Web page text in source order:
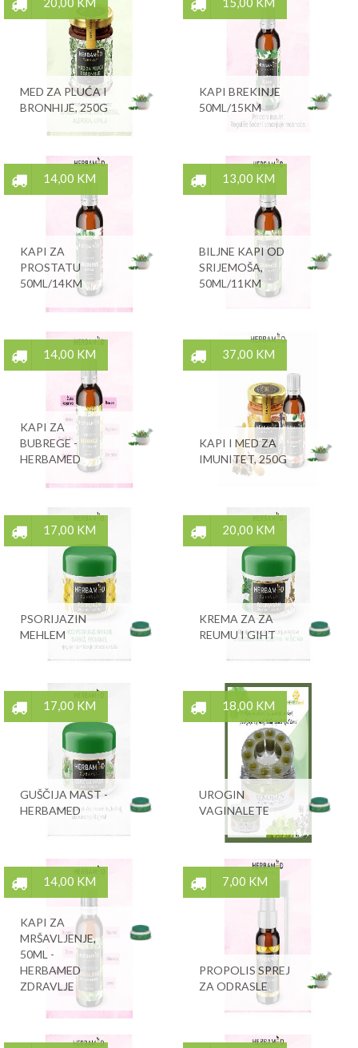
MED ZA PLUĆA I
BRONHIJE, 250G
KAPI BREKINJE
50ML/15KM
14,00 KM
KAPI ZA
PROSTATU
50ML/14KM
13,00 KM
BILJNE KAPI OD
SRIJEMOŠA,
50ML/11KM
14,00 KM
KAPI ZA
BUBREGE -
HERBAMED
37,00 KM
KAPI I MED ZA
IMUNITET, 250G
17,00 KM
PSORIJAZIN
MEHLEM
20,00 KM
KREMA ZA ZA
REUMU I GIHT
17,00 KM
GUŠČIJA MAST -
HERBAMED
18,00 KM
UROGIN
VAGINALETE
14,00 KM
KAPI ZA
MRŠAVLJENJE,
50ML -
HERBAMED
ZDRAVLJE
7,00 KM
PROPOLIS SPREJ
ZA ODRASLE